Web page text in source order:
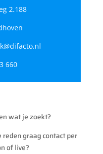
2.188
660
wat je zoekt?
graag contact per
of live?